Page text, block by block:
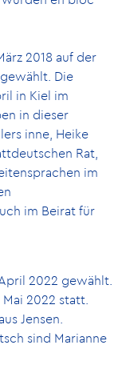
2018 auf der
Die
in Kiel im
in dieser
inne, Heike
Rat,
im
im Beirat für
2022 gewählt.
2022 statt.
Jensen.
sind Marianne